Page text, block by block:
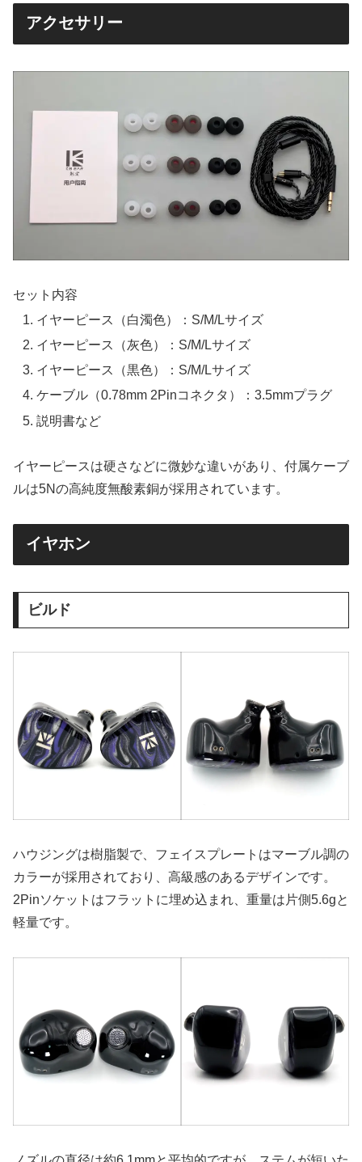
アクセサリー
セット内容
イヤーピース（白濁色）：S/M/Lサイズ
イヤーピース（灰色）：S/M/Lサイズ
イヤーピース（黒色）：S/M/Lサイズ
ケーブル（0.78mm 2Pinコネクタ）：3.5mmプラグ
説明書など
イヤーピースは硬さなどに微妙な違いがあり、付属ケーブ
ルは5Nの高純度無酸素銅が採用されています。
イヤホン
ビルド
ハウジングは樹脂製で、フェイスプレートはマーブル調の
カラーが採用されており、高級感のあるデザインです。
2Pinソケットはフラットに埋め込まれ、重量は片側5.6gと
軽量です。